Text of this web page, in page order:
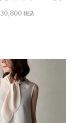
30,800 税込